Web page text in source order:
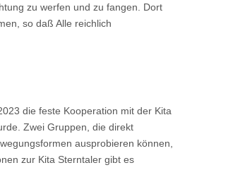
zu werfen und zu fangen. Dort
so daß Alle reichlich
die feste Kooperation mit der Kita
Zwei Gruppen, die direkt
ausprobieren können,
zur Kita Sterntaler gibt es